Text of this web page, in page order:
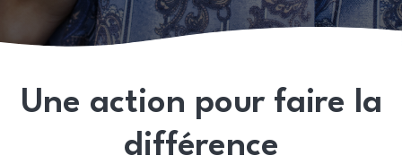
Une action pour faire la
différence